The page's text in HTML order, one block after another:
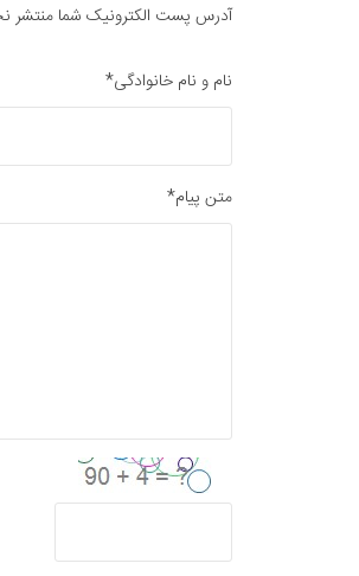
آدرس پست الکترونیک شما منتشر
نام و نام خانوادگی*
متن پیام*